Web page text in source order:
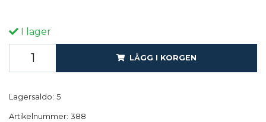
I lager
LÄGG I KORGEN
Lagersaldo: 5
Artikelnummer: 388